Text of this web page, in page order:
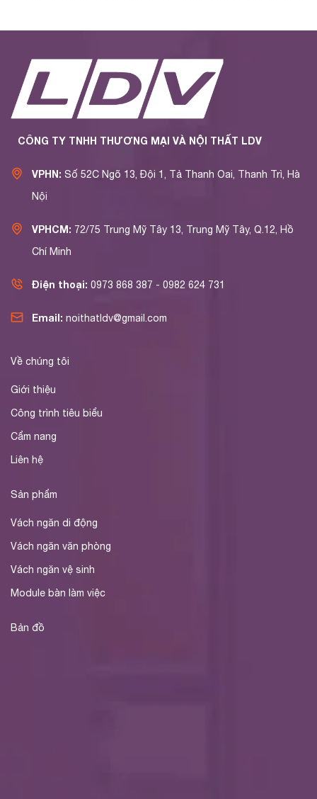
CÔNG TY TNHH THƯƠNG MẠI VÀ NỘI THẤT LDV
VPHN: Số 52C Ngõ 13, Đội 1, Tả Thanh Oai, Thanh Trì, Hà
Nội
VPHCM: 72/75 Trung Mỹ Tây 13, Trung Mỹ Tây, Q.12, Hồ
Chí Minh
Điện thoại: 0973 868 387 - 0982 624 731
Email: noithatldv@gmail.com
Về chúng tôi
Giới thiệu
Công trình tiêu biểu
Cẩm nang
Liên hệ
Sản phẩm
Vách ngăn di động
Vách ngăn văn phòng
Vách ngăn vệ sinh
Module bàn làm việc
Bản đồ